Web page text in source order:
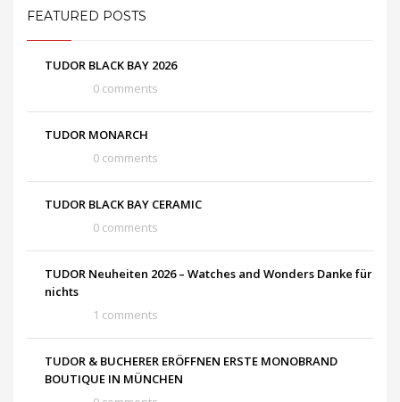
FEATURED POSTS
TUDOR BLACK BAY 2026
0 comments
TUDOR MONARCH
0 comments
TUDOR BLACK BAY CERAMIC
0 comments
TUDOR Neuheiten 2026 – Watches and Wonders Danke für
nichts
1 comments
TUDOR & BUCHERER ERÖFFNEN ERSTE MONOBRAND
BOUTIQUE IN MÜNCHEN